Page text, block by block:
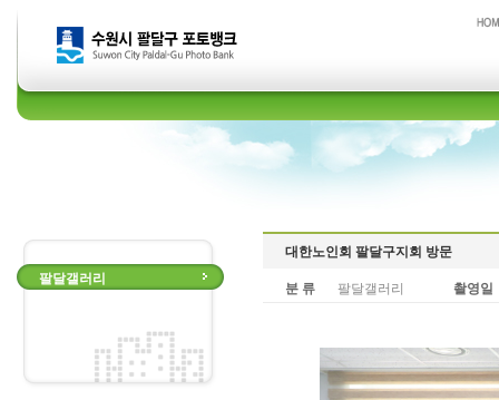
팔달갤러리
대한노인회 팔달구지회 방문
분 류 팔달갤러리 촬영일